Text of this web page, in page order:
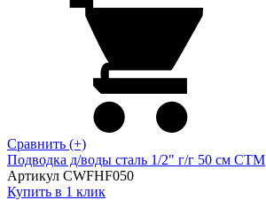
Сравнить (+)
Подводка д/воды сталь 1/2" г/г 50 cм CTM
Артикул CWFHF050
Купить в 1 клик